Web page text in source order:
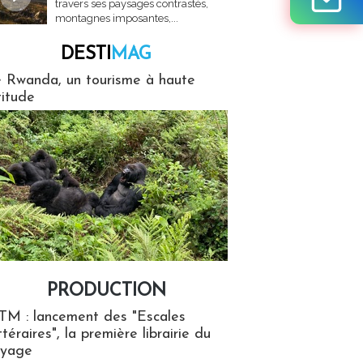
travers ses paysages contrastés,
montagnes imposantes,...
DESTIMAG
Rwanda, un tourisme à haute
PRODUCTION
: lancement des "Escales
la première librairie du